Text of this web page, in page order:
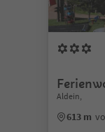
Aldein,
613 m